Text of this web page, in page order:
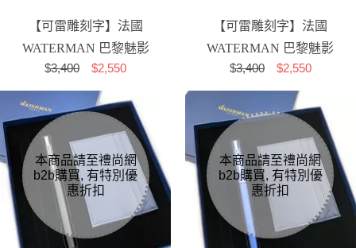
【可雷雕刻字】法國
WATERMAN 巴黎魅影
系列 紅色 F尖 鋼筆
$3,400 $2,550
【可雷雕刻字】法國
WATERMAN 巴黎魅影
系列 黑色 F尖 鋼筆
$3,400$2,550